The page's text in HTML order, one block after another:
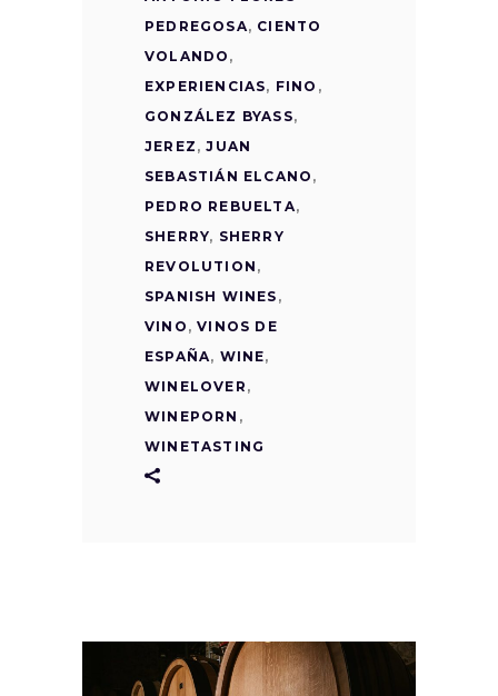
PEDREGOSA, CIENTO
VOLANDO ,
EXPERIENCIAS, FINO ,
GONZÁLEZ BYASS,
JEREZ ,JUAN
SEBASTIÁN ELCANO ,
PEDRO REBUELTA,
SHERRY, SHERRY
REVOLUTION ,
SPANISH WINES ,
VINO ,VINOS DE
ESPAÑA, WINE,
WINELOVER ,
WINEPORN ,
WINETASTING